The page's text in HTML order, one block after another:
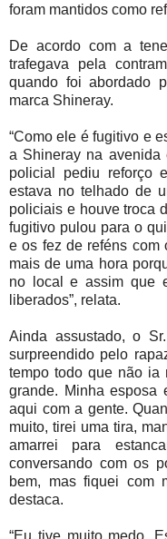
foram mantidos como
De acordo com a
trafegava pela
quando foi abordado
marca Shineray.
“Como ele é fugitivo e
a Shineray na avenida
policial pediu reforço
estava no telhado de
policiais e houve troca
fugitivo pulou para o
e os fez de reféns com
mais de uma hora
no local e assim que
liberados”, relata.
Ainda assustado, o
surpreendido pelo
tempo todo que não ia
grande. Minha esposa
aqui com a gente.
muito, tirei uma tira,
amarrei para
conversando com os
bem, mas fiquei com
destaca.
“Eu tive muito medo.